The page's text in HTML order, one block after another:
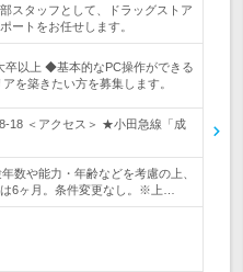
スタッフとして、ドラッグストア
ートをお任せします。
卒以上 ◆基本的なPC操作ができる
を築きたい方を募集します。
18 ＜アクセス＞ ★小田急線「成
数や能力・年齢などを考慮の上、
6ヶ月。条件変更なし。※上…